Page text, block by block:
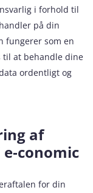
i forhold til
på din
fungerer som en
til at behandle dine
ordentligt og
af
for din